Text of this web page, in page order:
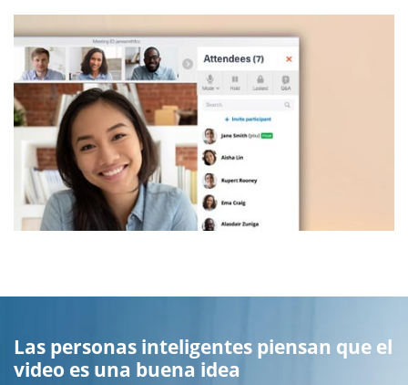
Las personas inteligentes piensan que el
video es una buena idea